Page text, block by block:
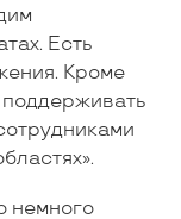
Есть
Кроме
немного